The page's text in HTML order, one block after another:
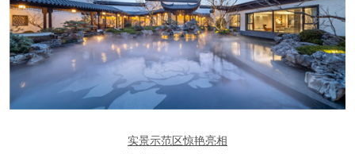
实景示范区惊艳亮相